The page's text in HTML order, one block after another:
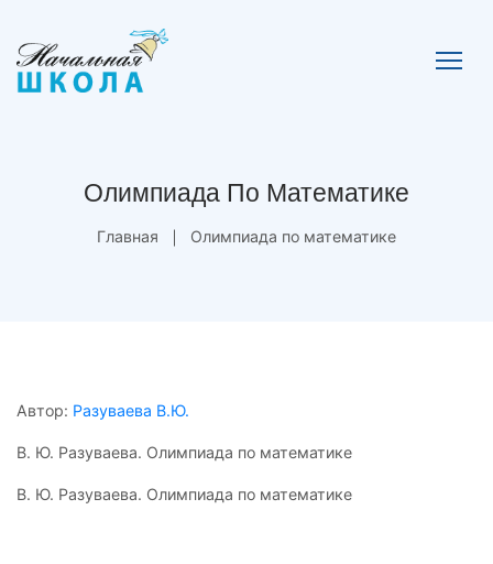
Олимпиада По Математике
Главная Олимпиада по математике
Автор: Разуваева В.Ю.
В. Ю. Разуваева. Олимпиада по математике
В. Ю. Разуваева. Олимпиада по математике